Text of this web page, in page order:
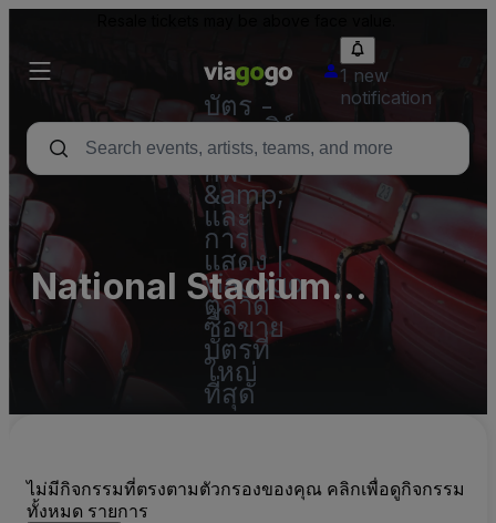
บัตร -
คอนเสิร์ต
บัตร
กีฬา
&amp;
และ
การ
แสดง |
viagogo
ตลาด
ซื้อขาย
บัตรที่
ใหญ่
ที่สุด
1 new
notification
National Stadium
(InActive)
ไม่มีกิจกรรมที่ตรงตามตัวกรองของคุณ คลิกเพื่อดูกิจกรรม
ทั้งหมด รายการ